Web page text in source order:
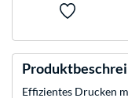
Effizientes Drucken